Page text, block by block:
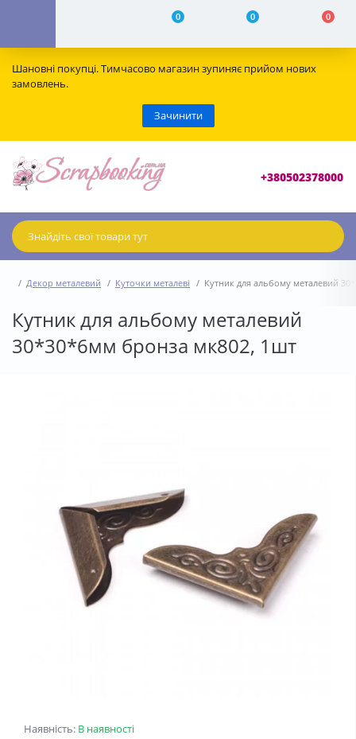
0 0 0
Шановні покупці. Тимчасово магазин зупиняє прийом нових
замовлень.
Зачинити
+380502378000
Декор металевий Куточки металеві Кутник для альбому металевий
Кутник для альбому металевий
30*30*6мм бронза мк802, 1шт
Наявність: В наявності